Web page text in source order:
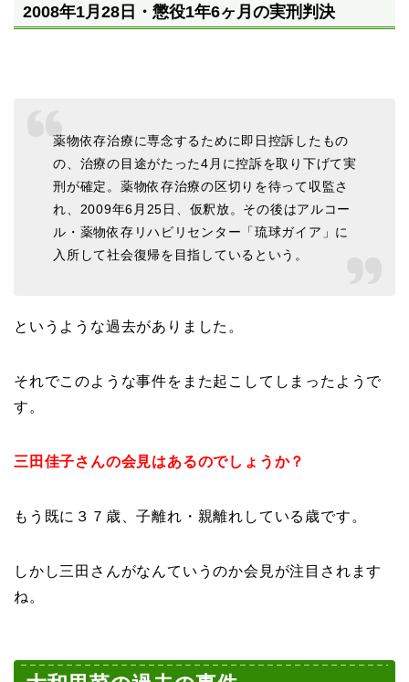
2008年1月28日・懲役1年6ヶ月の実刑判決
薬物依存治療に専念するために即日控訴したもの
の、治療の目途がたった4月に控訴を取り下げて実
刑が確定。薬物依存治療の区切りを待って収監さ
れ、2009年6月25日、仮釈放。その後はアルコー
ル・薬物依存リハビリセンター「琉球ガイア」に
入所して社会復帰を目指しているという。
というような過去がありました。
それでこのような事件をまた起こしてしまったようで
す。
三田佳子さんの会見はあるのでしょうか？
もう既に３７歳、子離れ・親離れしている歳です。
しかし三田さんがなんていうのか会見が注目されます
ね。